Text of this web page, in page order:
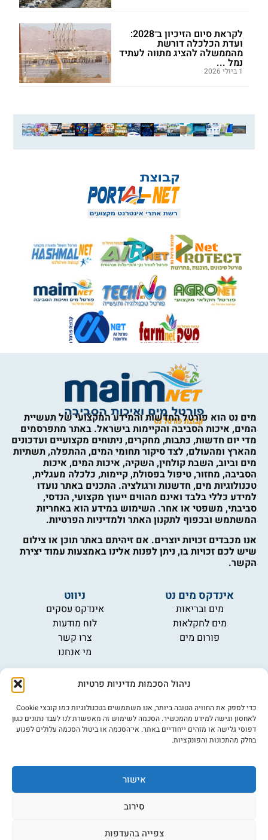
ניהול הסכמות מדיניות פרטיות
כדי לספק את החוויה הטובה ביותר, אנו משתמשים בטכנולוגיות כמו קובצי Cookie
לאחסון וגישה למידע מהמכשיר. הסכמה לשימוש זה מאפשרת לנו לעבד נתונים כגון
דפוסי גלישה או מזהים ייחודיים באתר. אי־הסכמה או ביטול הסכמה עלולים לפגוע
בחלק מהתכונות והפונקציות.
אישור
סירוב
צפייה בהעדפות
לקראת סיום הזיכיון ב־2028:
ועדת הכלכלה דורשת
מהממשלה להציג מתווה לעתיד
נמל ...
1 ביולי 2026
מים נט הוא פורטל החדשות והמידע המקצועי של תעשיית
המים, איכות הסביבה והקיימות בישראל. באתר מתפרסמים
מדי יום חדשות, כתבות, מחקרים, ניתוחים מקצועיים ועדכונים
מהארץ ומהעולם, לצד סיקור תחומי המים, ההתפלה, תשתיות
מים וביוב, השבת קולחין, השקיה, איכות המים, איכות
הסביבה, מחזור, טיפול בפסולת, קיימות, כלכלה מעגלית,
טכנולוגיות מים, חדשנות ורגולציה. התכנים באתר נועדו
למידע כללי בלבד ואינם מהווים ייעוץ מקצועי, הנדסי,
סביבתי, משפטי או אחר. השימוש במידע הוא באחריות
המשתמש ובכפוף לתקנון האתר ולמדיניות הפרטיות.
אנו מכבדים זכויות יוצרים. אם זיהיתם באתר תוכן או צילום
שיש לכם זכויות בו, ניתן לפנות אלינו באמצעות עמוד יצירת
הקשר.
אינדקס מים נט
מים ובריאות
מים לחקלאות
פורום מים
ניווט
אינדקס עסקים
לוח מודעות
צרו קשר
מי אנחנו
מידע
תקנון
הרשמה לניוזלטר
פרסמו אצלנו
הצהרת נגישות
©כל הזכויות שמורות למים נט (נוסד בשנת 2007) אתר: דיביין